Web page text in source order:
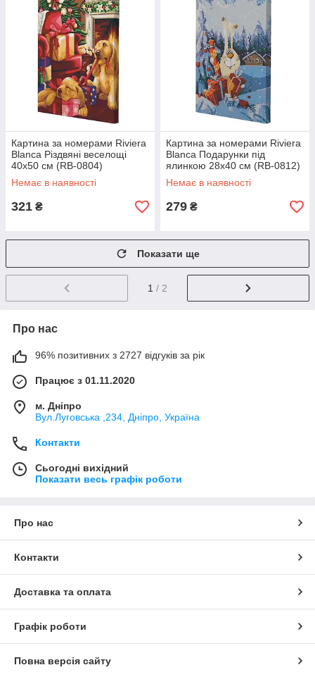
Картина за номерами Riviera
Blanca Різдвяні веселощі
40x50 см (RB-0804)
Немає в наявності
321 ₴
Картина за номерами Riviera
Blanca Подарунки під
ялинкою 28x40 см (RB-0812)
Немає в наявності
279 ₴
Показати ще
1 / 2
Про нас
96% позитивних з 2727 відгуків за рік
Працює з 01.11.2020
м. Дніпро
Вул.Луговська ,234, Дніпро, Україна
Контакти
Сьогодні вихідний
Показати весь графік роботи
Про нас
Контакти
Доставка та оплата
Графік роботи
Повна версія сайту